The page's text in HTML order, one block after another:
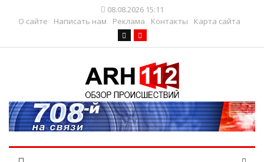
08.08.2026 15:11
О сайте
Написать нам Реклама Контакты Карта сайта